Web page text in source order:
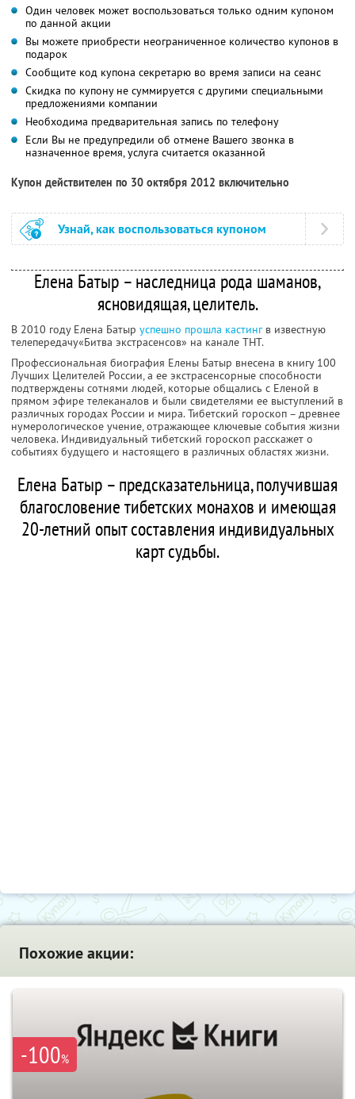
Один человек может воспользоваться только одним купоном
по данной акции
Вы можете приобрести неограниченное количество купонов в
подарок
Сообщите код купона секретарю во время записи на сеанс
Скидка по купону не суммируется с другими специальными
предложениями компании
Необходима предварительная запись по телефону
Если Вы не предупредили об отмене Вашего звонка в
назначенное время, услуга считается оказанной
Купон действителен по 30 октября 2012 включительно
Узнай, как воспользоваться купоном
Елена Батыр – наследница рода шаманов,
ясновидящая, целитель.
В 2010 году Елена Батыр успешно прошла кастингв известную
телепередачу«Битва экстрасенсов» на канале ТНТ.
Профессиональная биография Елены Батыр внесена в книгу 100
Лучших Целителей России, а ее экстрасенсорные способности
подтверждены сотнями людей, которые общались с Еленой в
прямом эфире телеканалов и были свидетелями ее выступлений в
различных городах России и мира. Тибетский гороскоп – древнее
нумерологическое учение, отражающее ключевые события жизни
человека. Индивидуальный тибетский гороскоп расскажет о
событиях будущего и настоящего в различных областях жизни.
Елена Батыр – предсказательница, получившая
благословение тибетских монахов и имеющая
20-летний опыт составления индивидуальных
карт судьбы.
Похожие акции:
-100%